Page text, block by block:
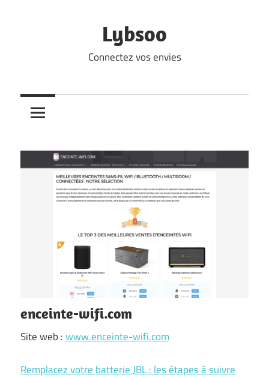
Lybsoo
Connectez vos envies
enceinte-wifi.com
Site web :www.enceinte-wifi.com
Remplacez votre batterie JBL : les étapes à suivre